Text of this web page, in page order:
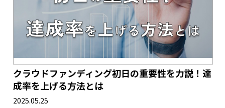
クラウドファンディング初日の重要性を力説！達
成率を上げる方法とは
2025.05.25